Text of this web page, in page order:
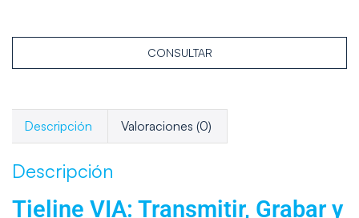
CONSULTAR
Descripción Valoraciones (0)
Descripción
Tieline VIA: Transmitir, Grabar y